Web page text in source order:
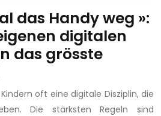
das Handy weg »:
digitalen
das grösste
oft eine digitale Disziplin, die
Die stärksten Regeln sind